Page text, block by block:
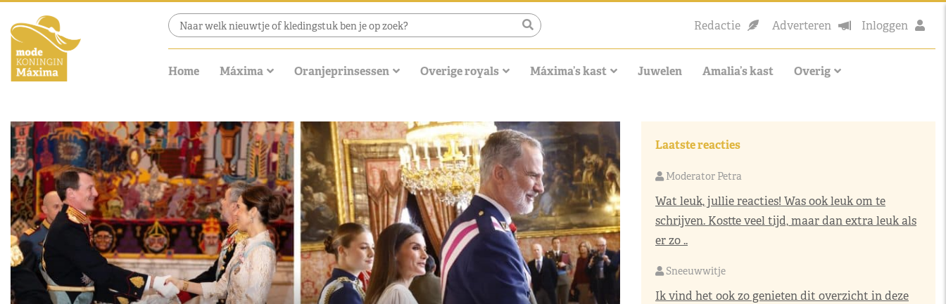
Redactie Adverteren Inloggen
Home Máxima Oranjeprinsessen Overige royals Máxima’s kast Juwelen Amalia’s kast Overig
Laatste reacties
Moderator Petra
Wat leuk, jullie reacties! Was ook leuk om te
schrijven. Kostte veel tijd, maar dan extra leuk als
er zo ..
Sneeuwwitje
Ik vind het ook zo genieten dit overzicht in deze